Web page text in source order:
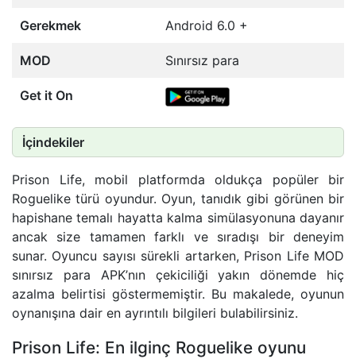
Gerekmek Android 6.0 +
MOD Sınırsız para
Get it On
İçindekiler
Prison Life, mobil platformda oldukça popüler bir
Roguelike türü oyundur. Oyun, tanıdık gibi görünen bir
hapishane temalı hayatta kalma simülasyonuna dayanır
ancak size tamamen farklı ve sıradışı bir deneyim
sunar. Oyuncu sayısı sürekli artarken, Prison Life MOD
sınırsız para APK’nın çekiciliği yakın dönemde hiç
azalma belirtisi göstermemiştir. Bu makalede, oyunun
oynanışına dair en ayrıntılı bilgileri bulabilirsiniz.
Prison Life: En ilginç Roguelike oyunu